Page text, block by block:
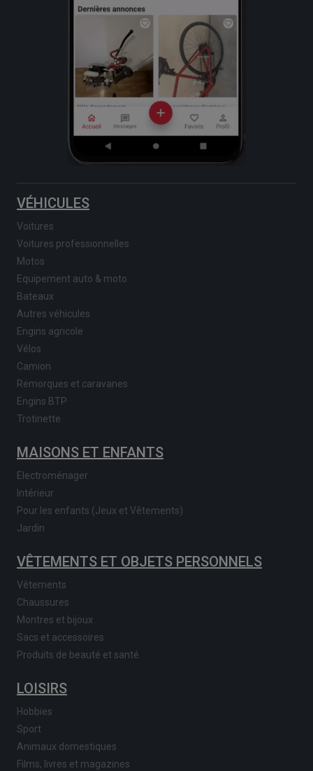
VÉHICULES
Voitures
Voitures professionnelles
Motos
Equipement auto & moto
Bateaux
Autres véhicules
Engins agricole
Vélos
Camion
Remorques et caravanes
Engins BTP
Trotinette
MAISONS ET ENFANTS
Electroménager
Intérieur
Pour les enfants (Jeux et Vêtements)
Jardin
VÊTEMENTS ET OBJETS PERSONNELS
Vêtements
Chaussures
Montres et bijoux
Sacs et accessoires
Produits de beauté et santé
LOISIRS
Hobbies
Sport
Animaux domestiques
Films, livres et magazines